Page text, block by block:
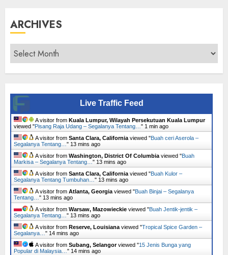
ARCHIVES
Archives
Live Traffic Feed
A visitor from Kuala Lumpur, Wilayah Persekutuan Kuala Lumpur
viewed "Pisang Raja Udang – Segalanya Tentang… " 1 min ago
A visitor from Santa Clara, California viewed "Buah ceri Aserola –
Segalanya Tentang… " 13 mins ago
A visitor from Washington, District Of Columbia viewed "Buah
Markisa – Segalanya Tentang… " 13 mins ago
A visitor from Santa Clara, California viewed "Buah Kulor –
Segalanya Tentang Tumbuhan… " 13 mins ago
A visitor from Atlanta, Georgia viewed "Buah Binjai – Segalanya
Tentang… " 13 mins ago
A visitor from Warsaw, Mazowieckie viewed "Buah Jentik-jentik –
Segalanya Tentang… " 13 mins ago
A visitor from Reserve, Louisiana viewed "Tropical Spice Garden –
Segalanya… " 14 mins ago
A visitor from Subang, Selangorviewed "15 Jenis Bunga yang
Popular di Malaysia… " 14 mins ago